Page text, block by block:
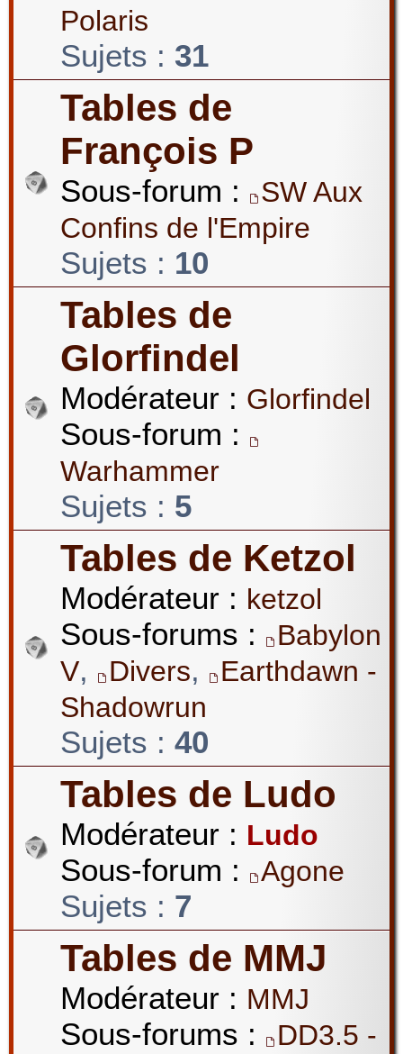
Polaris
Sujets : 31
Tables de
François P
Sous-forum :
SW Aux
Confins de l'Empire
Sujets : 10
Tables de
Glorfindel
Modérateur : Glorfindel
Sous-forum :
Warhammer
Sujets : 5
Tables de Ketzol
Modérateur : ketzol
Sous-forums :
Babylon
V, Divers,
Earthdawn -
Shadowrun
Sujets : 40
Tables de Ludo
Modérateur : Ludo
Sous-forum : Agone
Sujets : 7
Tables de MMJ
Modérateur : MMJ
Sous-forums :
DD3.5 -